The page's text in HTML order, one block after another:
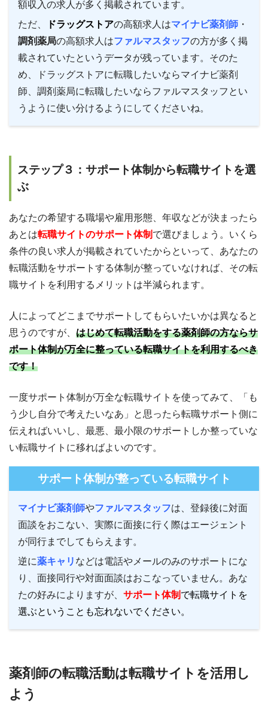
額収入の求人が多く掲載されています。
ただ、
ドラッグストアの高額求人はマイナビ薬剤師 ・
調剤薬局の高額求人はファルマスタッフの方が多く掲
載されていたというデータが残っています。そのた
め、ドラッグストアに転職したいならマイナビ薬剤
師、調剤薬局に転職したいならファルマスタッフとい
うように使い分けるようにしてくださいね。
ステップ３：サポート体制から転職サイトを選
ぶ
あなたの希望する職場や雇用形態、年収などが決まったら
あとは転職サイトのサポート体制 で選びましょう。いくら
条件の良い求人が掲載されていたからといって、あなたの
転職活動をサポートする体制が整っていなければ、その転
職サイトを利用するメリットは半減られます。
人によってどこまでサポートしてもらいたいかは異なると
思うのですが、 はじめて転職活動をする薬剤師の方ならサ
ポート体制が万全に整っている転職サイトを利用するべき
です！
一度サポート体制が万全な転職サイトを使ってみて、「も
う少し自分で考えたいなあ」と思ったら転職サポート側に
伝えればいいし、最悪、最小限のサポートしか整っていな
い転職サイトに移ればよいのです。
サポート体制が整っている転職サイト
マイナビ薬剤師やファルマスタッフは、登録後に対面
面談をおこない、実際に面接に行く際はエージェント
が同行までしてもらえます。
逆に薬キャリ などは電話やメールのみのサポートにな
り、面接同行や対面面談はおこなっていません。あな
たの好みによりますが、 サポート体制 で転職サイトを
選ぶということも忘れないでください。
薬剤師の転職活動は転職サイトを活用し
よう